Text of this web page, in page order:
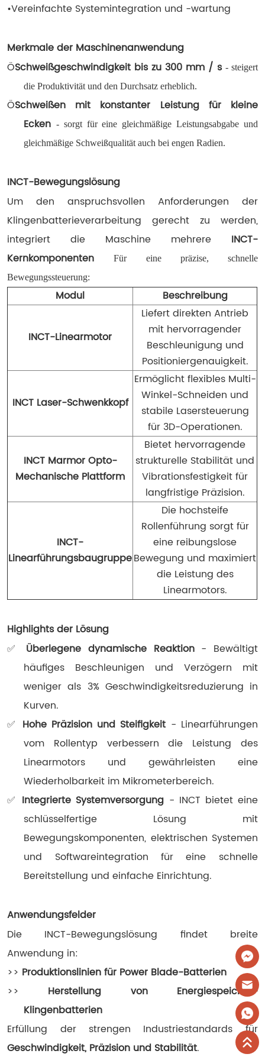
•Vereinfachte Systemintegration und -wartung
Merkmale der Maschinenanwendung
ÖSchweißgeschwindigkeit bis zu 300 mm / s - steigert
die Produktivität und den Durchsatz erheblich.
ÖSchweißen mit konstanter Leistung für kleine
Ecken - sorgt für eine gleichmäßige Leistungsabgabe und
gleichmäßige Schweißqualität auch bei engen Radien.
INCT-Bewegungslösung
Um den anspruchsvollen Anforderungen der
Klingenbatterieverarbeitung gerecht zu werden,
integriert die Maschine mehrere INCT-
Kernkomponenten
Für eine präzise, schnelle
Bewegungssteuerung:
Modul Beschreibung
INCT-Linearmotor
Liefert direkten Antrieb
mit hervorragender
Beschleunigung und
Positioniergenauigkeit.
INCT Laser-Schwenkkopf
Ermöglicht flexibles Multi-
Winkel-Schneiden und
stabile Lasersteuerung
für 3D-Operationen.
INCT Marmor Opto-
Mechanische Plattform
Bietet hervorragende
strukturelle Stabilität und
Vibrationsfestigkeit für
langfristige Präzision.
INCT-
Linearführungsbaugruppe
Die hochsteife
Rollenführung sorgt für
eine reibungslose
Bewegung und maximiert
die Leistung des
Linearmotors.
Highlights der Lösung
✅ Überlegene dynamische Reaktion- Bewältigt
häufiges Beschleunigen und Verzögern mit
weniger als 3% Geschwindigkeitsreduzierung in
Kurven.
✅ Hohe Präzision und Steifigkeit - Linearführungen
vom Rollentyp verbessern die Leistung des
Linearmotors und gewährleisten eine
Wiederholbarkeit im Mikrometerbereich.
✅ Integrierte Systemversorgung - INCT bietet eine
schlüsselfertige Lösung mit
Bewegungskomponenten, elektrischen Systemen
und Softwareintegration für eine schnelle
Bereitstellung und einfache Einrichtung.
Anwendungsfelder
Die INCT-Bewegungslösung findet breite
Anwendung in:
>> Produktionslinien für Power Blade-Batterien
>> Herstellung von Energiespeicher-
Klingenbatterien
Erfüllung der strengen Industriestandards für
Geschwindigkeit, Präzision und Stabilität.